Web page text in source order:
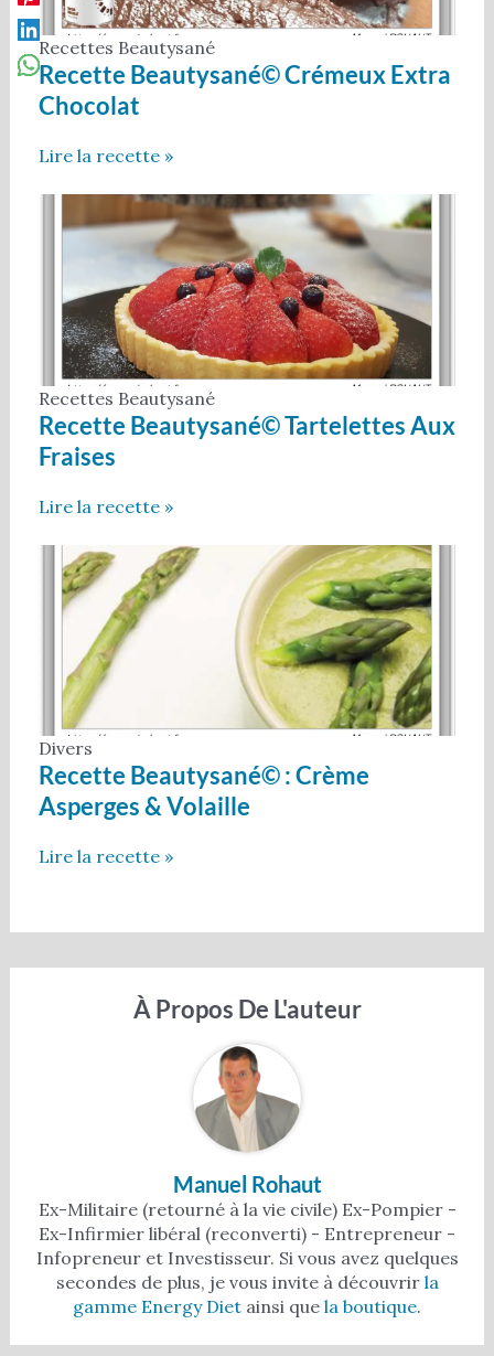
Recettes Beautysané
Recette Beautysané© Crémeux Extra
Chocolat
Lire la recette »
Recettes Beautysané
Recette Beautysané© Tartelettes Aux
Fraises
Lire la recette »
Divers
Recette Beautysané© : Crème
Asperges & Volaille
Lire la recette »
À Propos De L'auteur
Manuel Rohaut
Ex-Militaire (retourné à la vie civile) Ex-Pompier -
Ex-Infirmier libéral (reconverti) - Entrepreneur -
Infopreneur et Investisseur. Si vous avez quelques
secondes de plus, je vous invite à découvrir la
gamme Energy Diet ainsi que la boutique.